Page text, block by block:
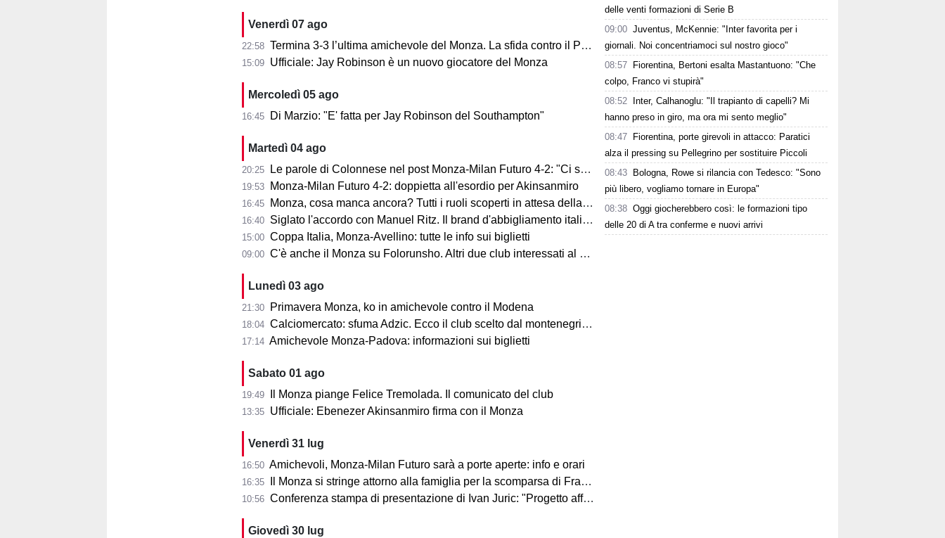
Venerdì 07 ago
22:58 Termina 3-3 l’ultima amichevole del Monza. La sfida contro il Padova si concentra nella ripresa.
15:09 Ufficiale: Jay Robinson è un nuovo giocatore del Monza
Mercoledì 05 ago
16:45 Di Marzio: "E' fatta per Jay Robinson del Southampton"
Martedì 04 ago
20:25 Le parole di Colonnese nel post Monza-Milan Futuro 4-2: "Ci sentiamo importanti"
19:53 Monza-Milan Futuro 4-2: doppietta all'esordio per Akinsanmiro
16:45 Monza, cosa manca ancora? Tutti i ruoli scoperti in attesa della fine del mercato
16:40 Siglato l'accordo con Manuel Ritz. Il brand d'abbigliamento italiano vestirà il Monza
15:00 Coppa Italia, Monza-Avellino: tutte le info sui biglietti
09:00 C'è anche il Monza su Folorunsho. Altri due club interessati al giocatore
Lunedì 03 ago
21:30 Primavera Monza, ko in amichevole contro il Modena
18:04 Calciomercato: sfuma Adzic. Ecco il club scelto dal montenegrino.
17:14 Amichevole Monza-Padova: informazioni sui biglietti
Sabato 01 ago
19:49 Il Monza piange Felice Tremolada. Il comunicato del club
13:35 Ufficiale: Ebenezer Akinsanmiro firma con il Monza
Venerdì 31 lug
16:50 Amichevoli, Monza-Milan Futuro sarà a porte aperte: info e orari
16:35 Il Monza si stringe attorno alla famiglia per la scomparsa di Franco Baresi
10:56 Conferenza stampa di presentazione di Ivan Juric: "Progetto affascinante"
Giovedì 30 lug
delle venti formazioni di Serie B
09:00 Juventus, McKennie: "Inter favorita per i
giornali. Noi concentriamoci sul nostro gioco"
08:57
Fiorentina, Bertoni esalta Mastantuono: "Che
colpo, Franco vi stupirà"
08:52
Inter, Calhanoglu: "Il trapianto di capelli? Mi
hanno preso in giro, ma ora mi sento meglio"
08:47
Fiorentina, porte girevoli in attacco: Paratici
alza il pressing su Pellegrino per sostituire Piccoli
08:43
Bologna, Rowe si rilancia con Tedesco: "Sono
più libero, vogliamo tornare in Europa"
08:38 Oggi giocherebbero così: le formazioni tipo
delle 20 di A tra conferme e nuovi arrivi